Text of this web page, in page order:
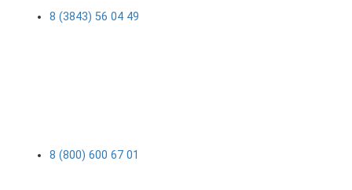
8 (3843) 56 04 49
8 (800) 600 67 01